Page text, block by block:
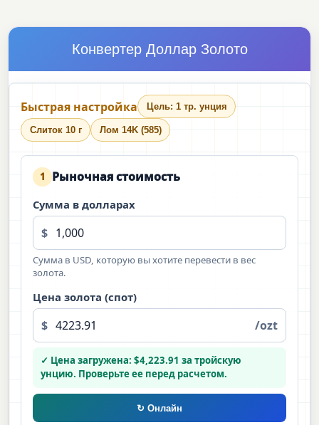
Конвертер Доллар Золото
Быстрая настройка Цель: 1 тр. унция
Слиток 10 г Лом 14K (585)
1 Рыночная стоимость
Сумма в долларах
$
Сумма в USD, которую вы хотите перевести в вес
золота.
Цена золота (спот)
$ /ozt
✓ Цена загружена: $4,223.91 за тройскую
унцию. Проверьте ее перед расчетом.
↻ Онлайн